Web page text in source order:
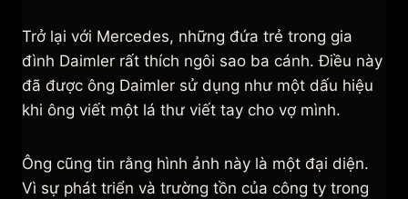
Trở lại với Mercedes, những đứa trẻ trong gia
đình Daimler rất thích ngôi sao ba cánh. Điều này
đã được ông Daimler sử dụng như một dấu hiệu
khi ông viết một lá thư viết tay cho vợ mình.
Ông cũng tin rằng hình ảnh này là một đại diện.
Vì sự phát triển và trường tồn của công ty trong